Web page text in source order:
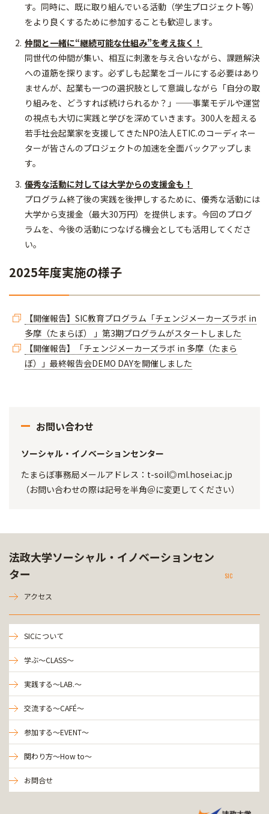
す。同時に、既に取り組んでいる活動（学生プロジェクト等）
をより良くするために参加することも歓迎します。
仲間と一緒に“継続可能な仕組み”を考え抜く！
同世代の仲間が集い、相互に刺激を与え合いながら、課題解決
への道筋を探ります。必ずしも起業をゴールにする必要はあり
ませんが、起業も一つの選択肢として意識しながら「自分の取
り組みを、どうすれば続けられるか？」──事業モデルや運営
の視点も大切に実践と学びを深めていきます。300人を超える
若手社会起業家を支援してきたNPO法人ETIC.のコーディネー
ターが皆さんのプロジェクトの加速を全面バックアップしま
す。
優秀な活動に対しては大学からの支援金も！
プログラム終了後の実践を後押しするために、優秀な活動には
大学から支援金（最大30万円）を提供します。今回のプログ
ラムを、今後の活動につなげる機会としても活用してくださ
い。
2025年度実施の様子
【開催報告】SIC教育プログラム「チェンジメーカーズラボ in
多摩（たまらぼ） 」第3期プログラムがスタートしました
【開催報告】「チェンジメーカーズラボ in 多摩（たまら
ぼ）」最終報告会DEMO DAYを開催しました
お問い合わせ
ソーシャル・イノベーションセンター
たまらぼ事務局メールアドレス：t-soil◎ml.hosei.ac.jp
（お問い合わせの際は記号を半角＠に変更してください）
法政大学ソーシャル・イノベーションセン
ター
SIC
アクセス
SICについて
学ぶ～CLASS～
実践する～LAB.～
交流する～CAFÉ～
参加する～EVENT～
関わり方～How to～
お問合せ